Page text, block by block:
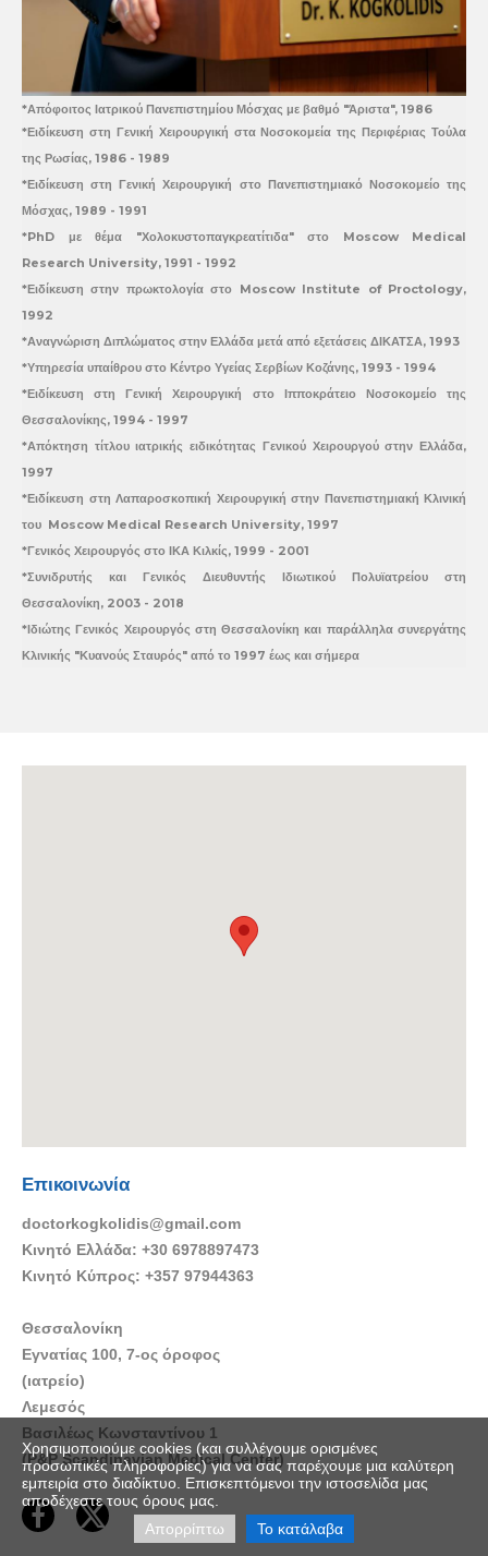
*Απόφοιτος Ιατρικού Πανεπιστημίου Μόσχας με βαθμό "Άριστα", 1986
*Ειδίκευση στη Γενική Χειρουργική στα Νοσοκομεία της Περιφέριας Τούλα
της Ρωσίας, 1986 - 1989
*Ειδίκευση στη Γενική Χειρουργική στο Πανεπιστημιακό Νοσοκομείο της
Μόσχας, 1989 - 1991
*PhD με θέμα "Χολοκυστοπαγκρεατίτιδα" στο Moscow Medical
Research University, 1991 - 1992
*Ειδίκευση στην πρωκτολογία στο Moscow Institute of Proctology,
1992
*Αναγνώριση Διπλώματος στην Ελλάδα μετά από εξετάσεις ΔΙΚΑΤΣΑ, 1993
*Υπηρεσία υπαίθρου στο Κέντρο Υγείας Σερβίων Κοζάνης, 1993 - 1994
*Ειδίκευση στη Γενική Χειρουργική στο Ιπποκράτειο Νοσοκομείο της
Θεσσαλονίκης, 1994 - 1997
*Απόκτηση τίτλου ιατρικής ειδικότητας Γενικού Χειρουργού στην Ελλάδα,
1997
*Ειδίκευση στη Λαπαροσκοπική Χειρουργική στην Πανεπιστημιακή Κλινική
του Moscow Medical Research University, 1997
*Γενικός Χειρουργός στο ΙΚΑ Κιλκίς, 1999 - 2001
*Συνιδρυτής και Γενικός Διευθυντής Ιδιωτικού Πολυϊατρείου στη
Θεσσαλονίκη, 2003 - 2018
*Ιδιώτης Γενικός Χειρουργός στη Θεσσαλονίκη και παράλληλα συνεργάτης
Κλινικής "Κυανούς Σταυρός" από το 1997 έως και σήμερα
Επικοινωνία
doctorkogkolidis@gmail.com
Κινητό Ελλάδα: +30 6978897473
Κινητό Κύπρος: +357 97944363
Θεσσαλονίκη
Εγνατίας 100, 7-ος όροφος
(ιατρείο)
Λεμεσός
Βασιλέως Κωνσταντίνου 1
(P&P Scandinavian Medical Center)
 
Χρησιμοποιούμε cookies (και συλλέγουμε ορισμένες
προσωπικές πληροφορίες) για να σας παρέχουμε μια καλύτερη
εμπειρία στο διαδίκτυο. Επισκεπτόμενοι την ιστοσελίδα μας
αποδέχεστε τους όρους μας.
Απορρίπτω
Το κατάλαβα